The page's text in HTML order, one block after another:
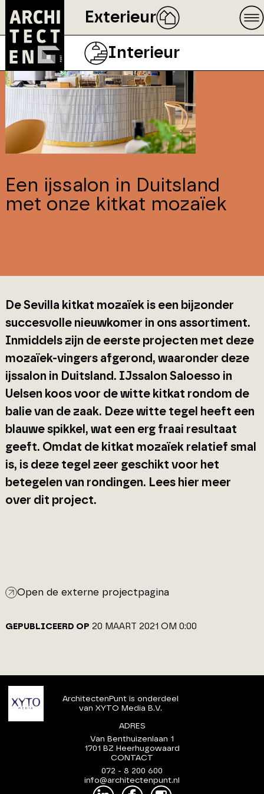
Exterieur
Interieur
Een ijssalon in Duitsland
met onze kitkat mozaïek
De Sevilla kitkat mozaïek is een bijzonder
succesvolle nieuwkomer in ons assortiment.
Inmiddels zijn de eerste projecten met deze
mozaïek-vingers afgerond, waaronder deze
ijssalon in Duitsland. IJssalon Saloesso in
Uelsen koos voor de witte kitkat rondom de
balie van de zaak. Deze witte tegel heeft een
blauwe spikkel, wat een erg fraai resultaat
geeft. Omdat de kitkat mozaïek relatief smal
is, is deze tegel zeer geschikt voor het
betegelen van rondingen. Lees hier meer
over dit project.
Open de externe projectpagina
GEPUBLICEERD OP 20 MAART 2021 OM 0:00
ArchitectenPunt is onderdeel
van XYTO Media B.V.
ADRES
Van Benthuizenlaan 1
1701 BZ Heerhugowaard
CONTACT
072 - 8 200 600
info@architectenpunt.nl